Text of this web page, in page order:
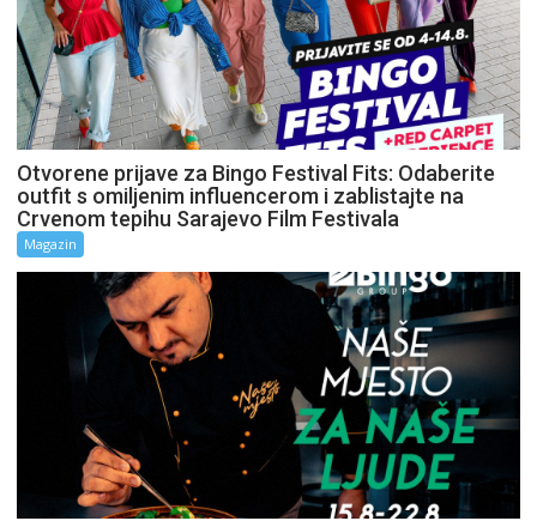
Otvorene prijave za Bingo Festival Fits: Odaberite
outfit s omiljenim influencerom i zablistajte na
Crvenom tepihu Sarajevo Film Festivala
Magazin